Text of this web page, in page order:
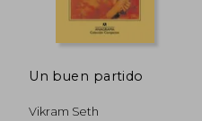
Un buen partido
Vikram Seth